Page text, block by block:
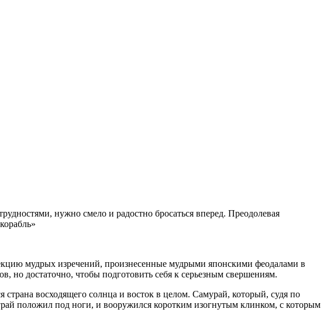
нужно смело и радостно бросаться вперед. Преодолевая
мудрых изречений, произнесенные мудрыми японскими феодалами в
но достаточно, чтобы подготовить себя к серьезным свершениям.
восходящего солнца и восток в целом. Самурай, который, судя по
положил под ноги, и вооружился коротким изогнутым клинком, с которым